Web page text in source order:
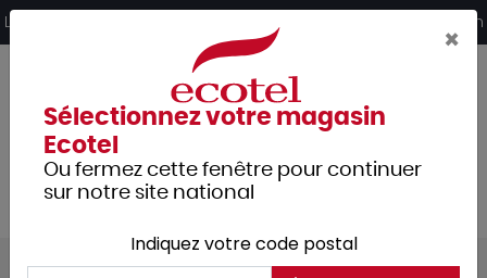
Livraison offerte dès 249€ HT d’achat et retrait 2h en magasin
Tous les produits
Arts de la table
×
Sélectionnez votre magasin
Ecotel
Ou fermez cette fenêtre pour continuer
sur notre site national
Indiquez votre code postal
Panneau de gestion des cookies